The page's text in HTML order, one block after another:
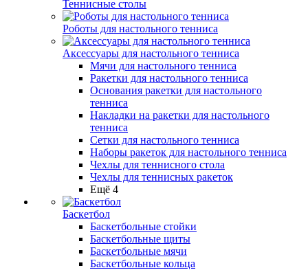
Теннисные столы
Роботы для настольного тенниса
Аксессуары для настольного тенниса
Мячи для настольного тенниса
Ракетки для настольного тенниса
Основания ракетки для настольного
тенниса
Накладки на ракетки для настольного
тенниса
Сетки для настольного тенниса
Наборы ракеток для настольного тенниса
Чехлы для теннисного стола
Чехлы для теннисных ракеток
Ещё 4
Баскетбол
Баскетбольные стойки
Баскетбольные щиты
Баскетбольные мячи
Баскетбольные кольца